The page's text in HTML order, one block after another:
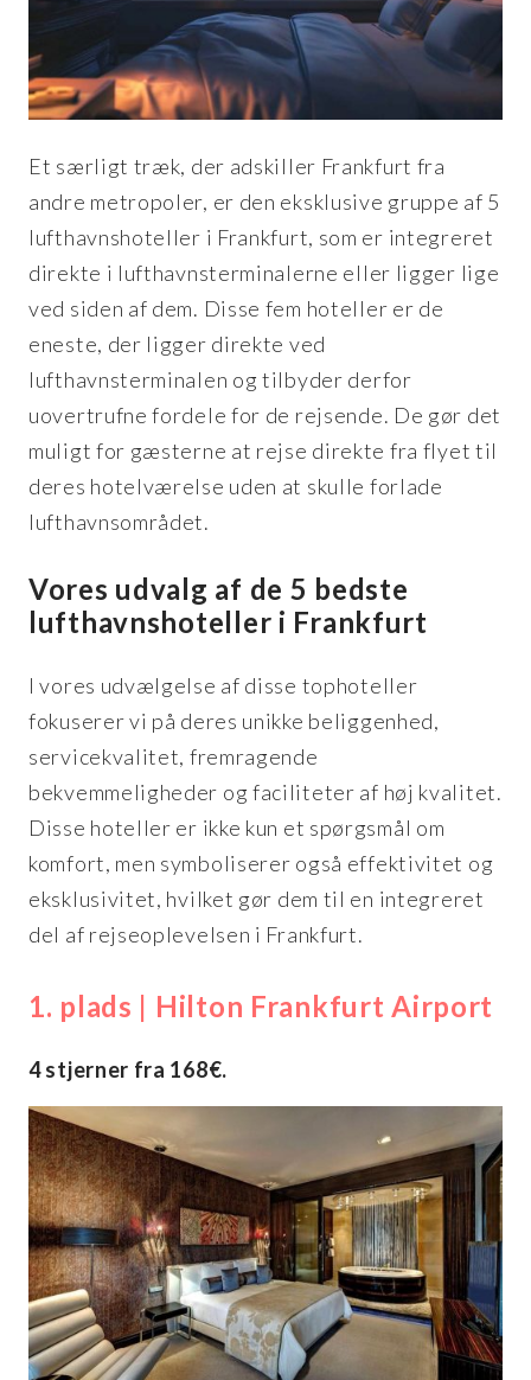
Et særligt træk, der adskiller Frankfurt fra
andre metropoler, er den eksklusive gruppe af 5
lufthavnshoteller i Frankfurt, som er integreret
direkte i lufthavnsterminalerne eller ligger lige
ved siden af dem. Disse fem hoteller er de
eneste, der ligger direkte ved
lufthavnsterminalen og tilbyder derfor
uovertrufne fordele for de rejsende. De gør det
muligt for gæsterne at rejse direkte fra flyet til
deres hotelværelse uden at skulle forlade
lufthavnsområdet.
Vores udvalg af de 5 bedste
lufthavnshoteller i Frankfurt
I vores udvælgelse af disse tophoteller
fokuserer vi på deres unikke beliggenhed,
servicekvalitet, fremragende
bekvemmeligheder og faciliteter af høj kvalitet.
Disse hoteller er ikke kun et spørgsmål om
komfort, men symboliserer også effektivitet og
eksklusivitet, hvilket gør dem til en integreret
del af rejseoplevelsen i Frankfurt.
1. plads | Hilton Frankfurt Airport
4 stjerner fra 168€.